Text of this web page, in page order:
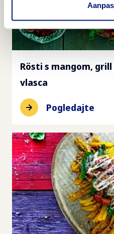
Rösti s mangom,
vlasca
Pogledajte